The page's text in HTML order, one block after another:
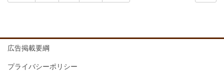
広告掲載要綱
プライバシーポリシー